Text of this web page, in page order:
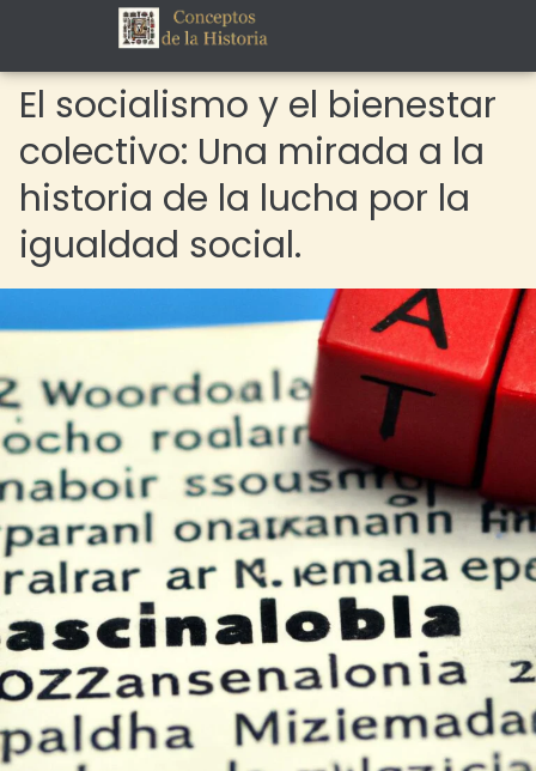
El socialismo y el bienestar
colectivo: Una mirada a la
historia de la lucha por la
igualdad social.